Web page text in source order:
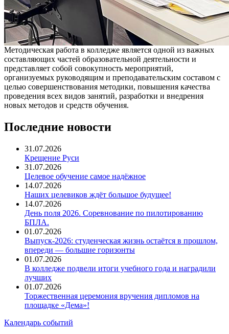
Методическая работа в колледже является одной из важных
составляющих частей образовательной деятельности и
представляет собой совокупность мероприятий,
организуемых руководящим и преподавательским составом с
целью совершенствования методики, повышения качества
проведения всех видов занятий, разработки и внедрения
новых методов и средств обучения.
Последние новости
31.07.2026
Крещение Руси
31.07.2026
Целевое обучение самое надёжное
14.07.2026
Наших целевиков ждёт большое будущее!
14.07.2026
День поля 2026. Соревнование по пилотированию
БПЛА.
01.07.2026
Выпуск-2026: студенческая жизнь остаётся в прошлом,
впереди — большие горизонты
01.07.2026
В колледже подвели итоги учебного года и наградили
лучших
01.07.2026
Торжественная церемония вручения дипломов на
площадке «Дема»!
Календарь событий